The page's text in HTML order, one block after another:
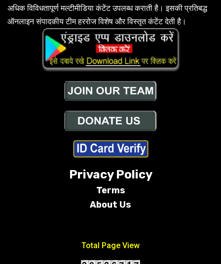
अधिक विविधतापूर्ण मल्टीमीडिया कंटेंट उपलब्ध कराती है। इसकी प्रतिबद्ध
ऑनलाइन संपादकीय टीम हररोज विशेष और विस्तृत कंटेंट देती है।
Privacy Policy
Terms
About Us
Total Page View